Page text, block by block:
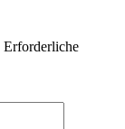
Erforderliche